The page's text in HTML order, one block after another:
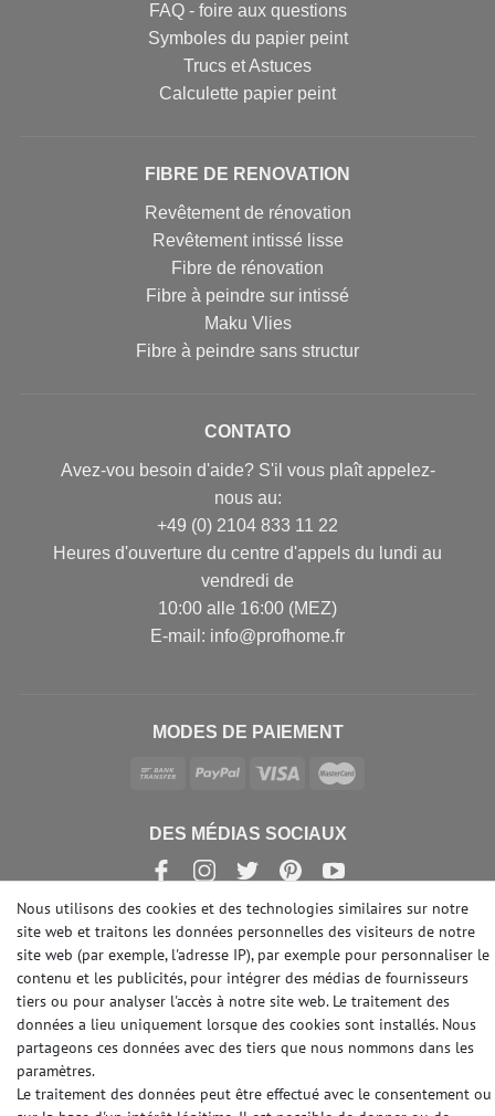
FAQ - foire aux questions
Symboles du papier peint
Trucs et Astuces
Calculette papier peint
FIBRE DE RENOVATION
Revêtement de rénovation
Revêtement intissé lisse
Fibre de rénovation
Fibre à peindre sur intissé
Maku Vlies
Fibre à peindre sans structur
CONTATO
Avez-vou besoin d'aide? S'il vous plaît appelez-
nous au:
+49 (0) 2104 833 11 22
Heures d'ouverture du centre d'appels du lundi au
vendredi de
10:00 alle 16:00 (MEZ)
E-mail: info@profhome.fr
MODES DE PAIEMENT
DES MÉDIAS SOCIAUX
© Copyright 2026 | e-Delux GmbH
Nous utilisons des cookies et des technologies similaires sur notre
site web et traitons les données personnelles des visiteurs de notre
site web (par exemple, l'adresse IP), par exemple pour personnaliser le
contenu et les publicités, pour intégrer des médias de fournisseurs
tiers ou pour analyser l'accès à notre site web. Le traitement des
données a lieu uniquement lorsque des cookies sont installés. Nous
partageons ces données avec des tiers que nous nommons dans les
paramètres.
Le traitement des données peut être effectué avec le consentement ou